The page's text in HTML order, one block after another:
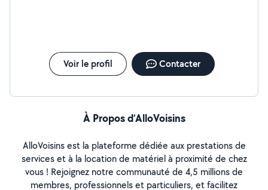
Voir le profil Contacter
À Propos d’AlloVoisins
AlloVoisins est la plateforme dédiée aux prestations de
services et à la location de matériel à proximité de chez
vous ! Rejoignez notre communauté de 4,5 millions de
membres, professionnels et particuliers, et facilitez